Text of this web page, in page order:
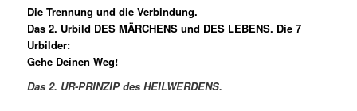
Die Trennung und die Verbindung.
Das 2. Urbild DES MÄRCHENS und DES LEBENS. Die 7
Urbilder:
Gehe Deinen Weg!
Das 2. UR-PRINZIP des HEILWERDENS.